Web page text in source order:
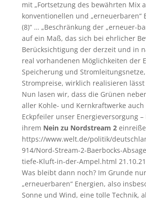
mit „Fortsetzung des bewährten Mix
konventionellen und „erneuerbaren“
(8)“ … „Beschränkung der „erneuer-
auf ein Maß, das sich bei ehrlicher
Berücksichtigung der derzeit und in
real vorhandenen Möglichkeiten der
Speicherung und
Strompreise, wirklich realisieren lässt
Nun lasen wir, dass die Grünen
aller Kohle- und Kernkraftwerke
Eckpfeiler unser Energieversorgung –
ihrem Nein zu Nordstream 2
https://www.welt.de/politik/
914/Nord-Stream-2-Baerbocks-
tiefe-Kluft-in-der-Ampel.html 21.10.21
Was bleibt dann noch? Im Grunde
„erneuerbaren“ Energien, also
Sonne und Wind, eine tolle Technik,